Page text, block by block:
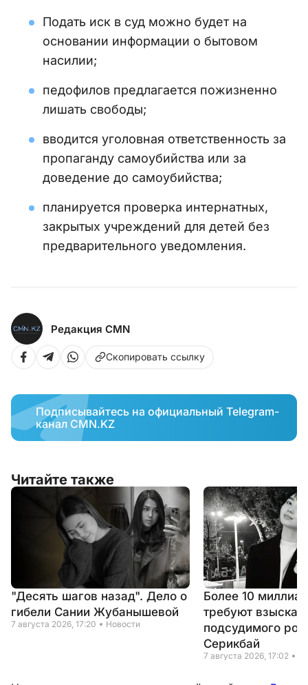
Подать иск в суд можно будет на
основании информации о бытовом
насилии;
педофилов предлагается пожизненно
лишать свободы;
вводится уголовная ответственность за
пропаганду самоубийства или за
доведение до самоубийства;
планируется проверка интернатных,
закрытых учреждений для детей без
предварительного уведомления.
Редакция CMN
Скопировать ссылку
Подписывайтесь на официальный Telegram-
канал CMN.KZ
Читайте также
"Десять шагов назад". Дело о
гибели Сании Жубанышевой
7 августа 2026, 17:20 Новости
Более 10
требуют
подсудимого
Серикбай
7 августа 2026, 17:02